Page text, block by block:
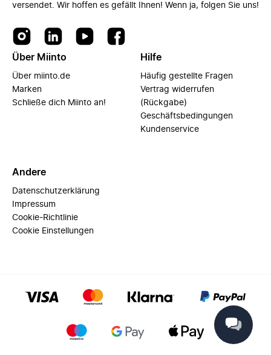
versendet. Wir hoffen es gefällt Ihnen! Wenn ja, folgen Sie uns!
Über Miinto
Über miinto.de
Marken
Schließe dich Miinto an!
Hilfe
Häufig gestellte Fragen
Vertrag widerrufen
(Rückgabe)
Geschäftsbedingungen
Kundenservice
Andere
Datenschutzerklärung
Impressum
Cookie-Richtlinie
Cookie Einstellungen